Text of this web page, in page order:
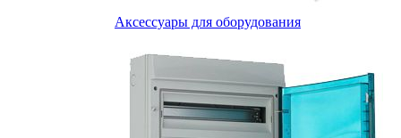
Аксессуары для оборудования